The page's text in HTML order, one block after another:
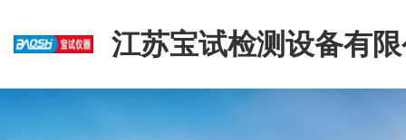
江苏宝试检测设备有